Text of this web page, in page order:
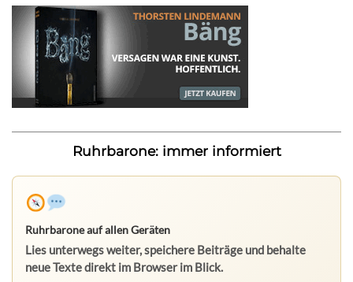
Ruhrbarone: immer informiert
Ruhrbarone auf allen Geräten
Lies unterwegs weiter, speichere Beiträge und behalte
neue Texte direkt im Browser im Blick.